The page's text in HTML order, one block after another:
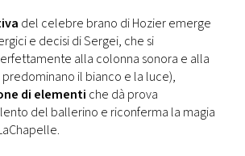
del celebre brano di Hozier emerge
e decisi di Sergei, che si
alla colonna sonora e alla
predominano il bianco e la luce),
di elementi che dà prova
del ballerino e riconferma la magia